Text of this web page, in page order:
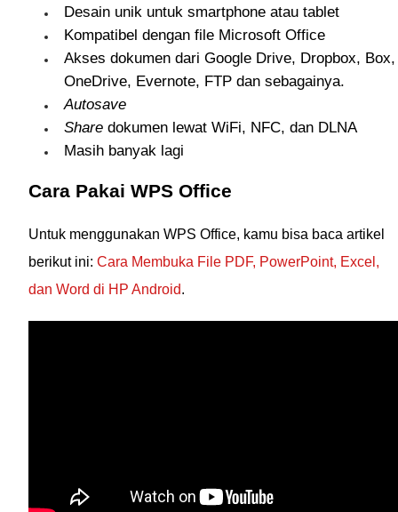
Desain unik untuk smartphone atau tablet
Kompatibel dengan file Microsoft Office
Akses dokumen dari Google Drive, Dropbox, Box,
OneDrive, Evernote, FTP dan sebagainya.
Autosave
Share dokumen lewat WiFi, NFC, dan DLNA
Masih banyak lagi
Cara Pakai WPS Office
Untuk menggunakan WPS Office, kamu bisa baca artikel
berikut ini: Cara Membuka File PDF, PowerPoint, Excel,
dan Word di HP Android.